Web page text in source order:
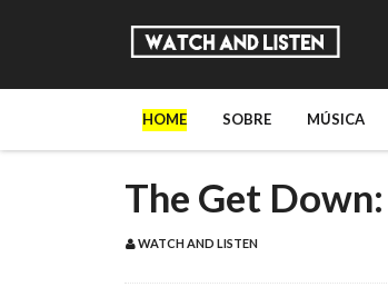
HOME SOBRE MÚSICA
The Get
WATCH AND LISTEN